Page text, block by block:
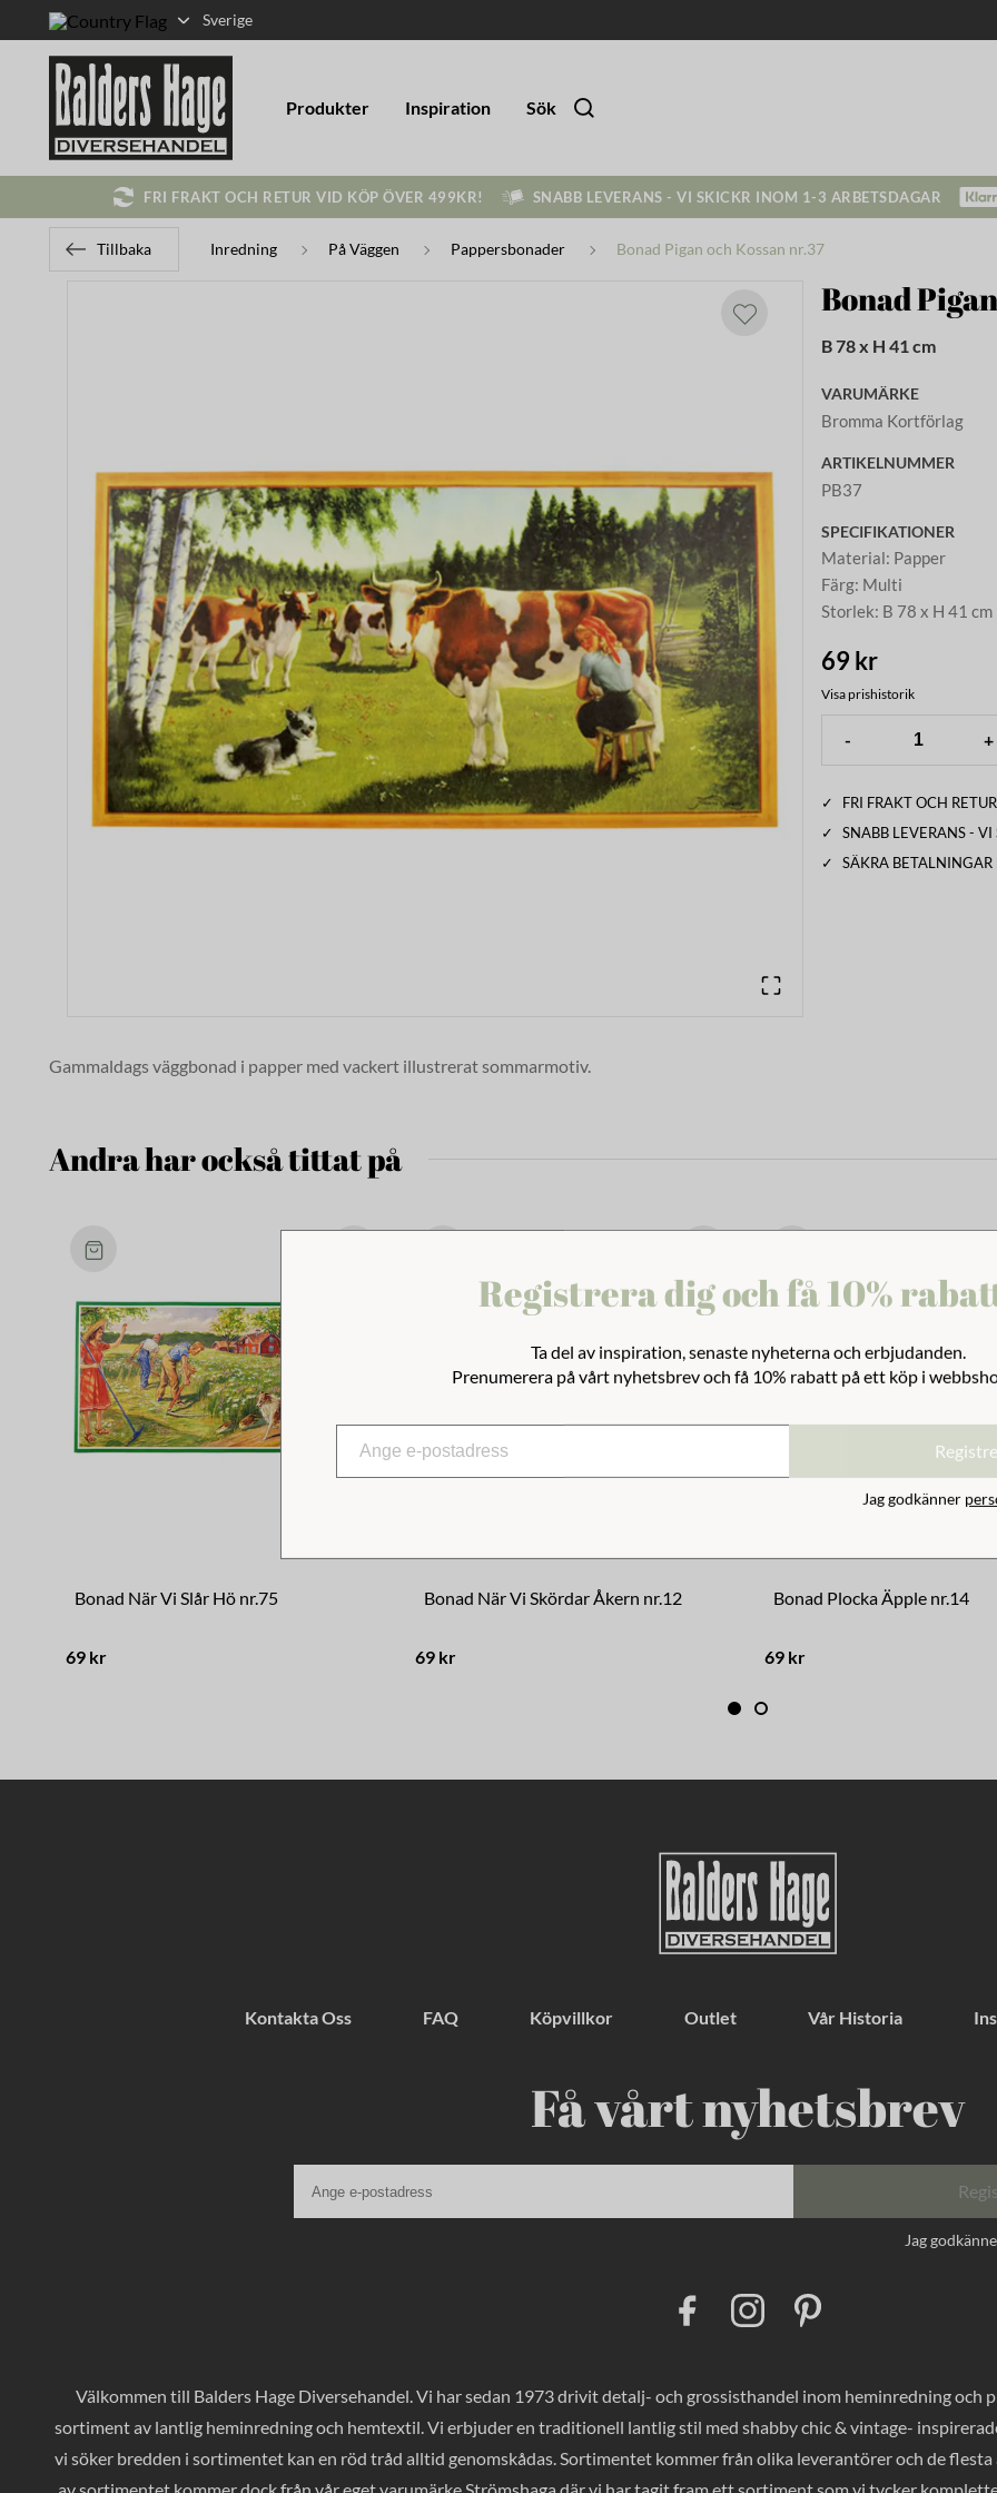
Sverige
Produkter Inspiration Sök
FRI FRAKT OCH RETUR VID KÖP ÖVER 499KR! SNABB LEVERANS - VI SKICKR INOM 1-3 ARBETSDAGAR
Tillbaka Inredning På Väggen Pappersbonader Bonad Pigan och Kossan nr.37
Gammaldags väggbonad i papper med vackert illustrerat sommarmotiv.
Bonad
B 78 x H 41 cm
VARUMÄRKE
Bromma Kortförlag
ARTIKELNUMMER
PB37
SPECIFIKATIONER
Material: Papper
Färg: Multi
Storlek: B 78 x H 41 cm
69 kr
Visa prishistorik
- +
✓
FRI FRAKT OCH
✓
SNABB LEVERANS -
✓
SÄKRA
Andra har också tittat på
Bonad När Vi Slår Hö nr.75
69 kr
Bonad När Vi Skördar Åkern nr.12
69 kr
Bonad Plocka Äpple nr.14
69 kr
Kontakta Oss FAQ Köpvillkor Outlet Vår Historia
Få vårt nyhetsbrev
Jag
o
o
k
I
n
g
r
a
r
e
s
Välkommen till Balders Hage Diversehandel. Vi har sedan 1973 drivit detalj- och grossisthandel inom heminredning
sortiment av lantlig heminredning och hemtextil. Vi erbjuder en traditionell lantlig stil med shabby chic & vintage-
vi söker bredden i sortimentet kan en röd tråd alltid genomskådas. Sortimentet kommer från olika leverantörer och de
Registrera dig och få 10%
Ta del av inspiration, senaste nyheterna och erbjudanden.
Prenumerera på vårt nyhetsbrev och få 10% rabatt på ett köp i
Jag godkänner